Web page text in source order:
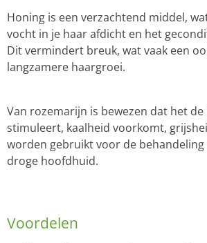
Honing is een verzachtend middel,
vocht in je haar afdicht en het
Dit vermindert breuk, wat vaak een
langzamere haargroei.
Van rozemarijn is bewezen dat het
stimuleert, kaalheid voorkomt,
worden gebruikt voor de behandeling
droge hoofdhuid.
Voordelen